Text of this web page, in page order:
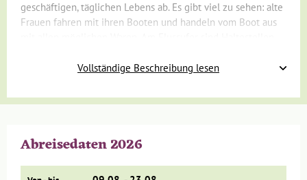
geschäftigen, täglichen Lebens ab. Es gibt viel zu sehen: alte
Frauen fahren mit ihren Booten und handeln vom Boot aus
Wäsche. Am Ufer stehen verwitterte alte Holzhäuser sowie
orientierten Millionenmetropole wie "Chinatown" oder das
Vollständige Beschreibung lesen
Abreisedaten 2026